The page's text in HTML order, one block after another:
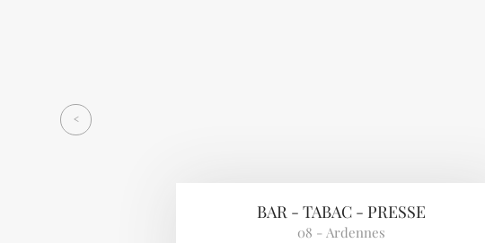
BAR - TABAC - PRESSE
08 - Ardennes
<